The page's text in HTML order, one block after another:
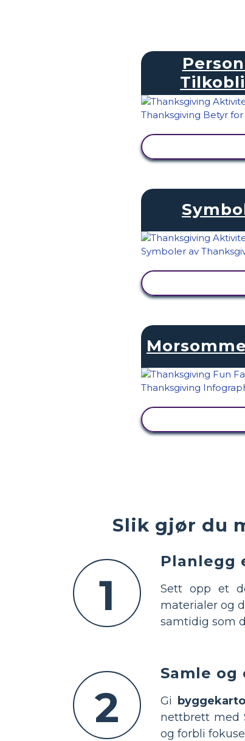
Slik gjør du
1
Planlegg
Sett opp et
materialer og
samtidig som
2
Samle
Gi
nettbrett med
og forbli